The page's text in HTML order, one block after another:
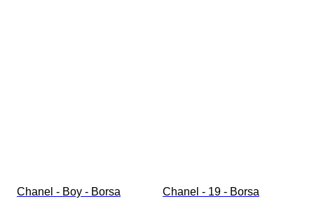
Chanel - Boy - Borsa Chanel - 19 - Borsa